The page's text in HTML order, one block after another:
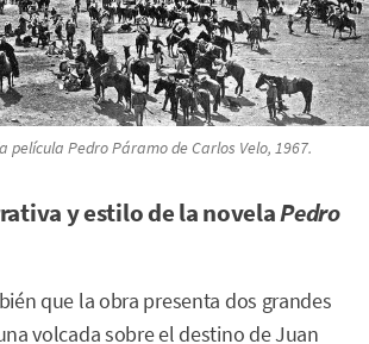
película Pedro Páramode Carlos Velo, 1967.
y estilo de la novelaPedro
que la obra presenta dos grandes
volcada sobre el destino de Juan